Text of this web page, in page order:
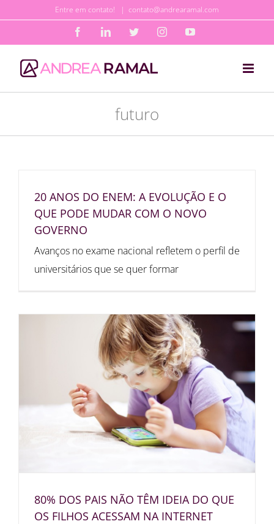
o
conteúdo
Entre em contato! | contato@andrearamal.com
FacebookLinkedInTwitterInstagramYouTube
futuro
20 ANOS DO ENEM: A EVOLUÇÃO E O
QUE PODE MUDAR COM O NOVO
GOVERNO
Avanços no exame nacional refletem o perfil de
universitários que se quer formar
80% DOS PAIS NÃO TÊM IDEIA DO QUE
OS FILHOS ACESSAM NA INTERNET